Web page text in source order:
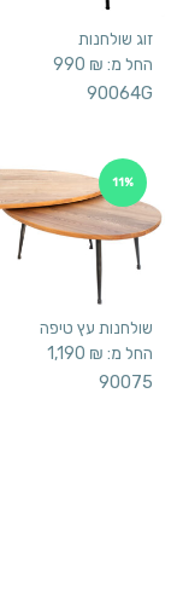
זוג שולחנות
החל מ: 990 ₪
90064G
11%
שולחנות עץ טיפה
החל מ: 1,190 ₪
90075